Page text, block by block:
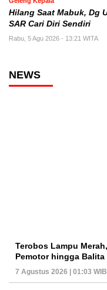
Hilang Saat Mabuk, Dg
SAR Cari Diri Sendiri
Rabu, 5 Agu 2026 - 13:21 WITA
NEWS
Terobos Lampu
Pemotor hingga Balita
7 Agustus 2026 | 01:03 WIB